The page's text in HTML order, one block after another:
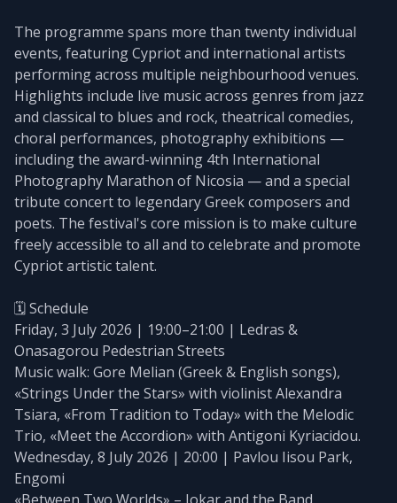
The programme spans more than twenty individual
events, featuring Cypriot and international artists
performing across multiple neighbourhood venues.
Highlights include live music across genres from jazz
and classical to blues and rock, theatrical comedies,
choral performances, photography exhibitions —
including the award-winning 4th International
Photography Marathon of Nicosia — and a special
tribute concert to legendary Greek composers and
poets. The festival's core mission is to make culture
freely accessible to all and to celebrate and promote
Cypriot artistic talent.
🗓️ Schedule
Friday, 3 July 2026 | 19:00–21:00 | Ledras &
Onasagorou Pedestrian Streets
Music walk: Gore Melian (Greek & English songs),
«Strings Under the Stars» with violinist Alexandra
Tsiara, «From Tradition to Today» with the Melodic
Trio, «Meet the Accordion» with Antigoni Kyriacidou.
Wednesday, 8 July 2026 | 20:00 | Pavlou Iisou Park,
Engomi